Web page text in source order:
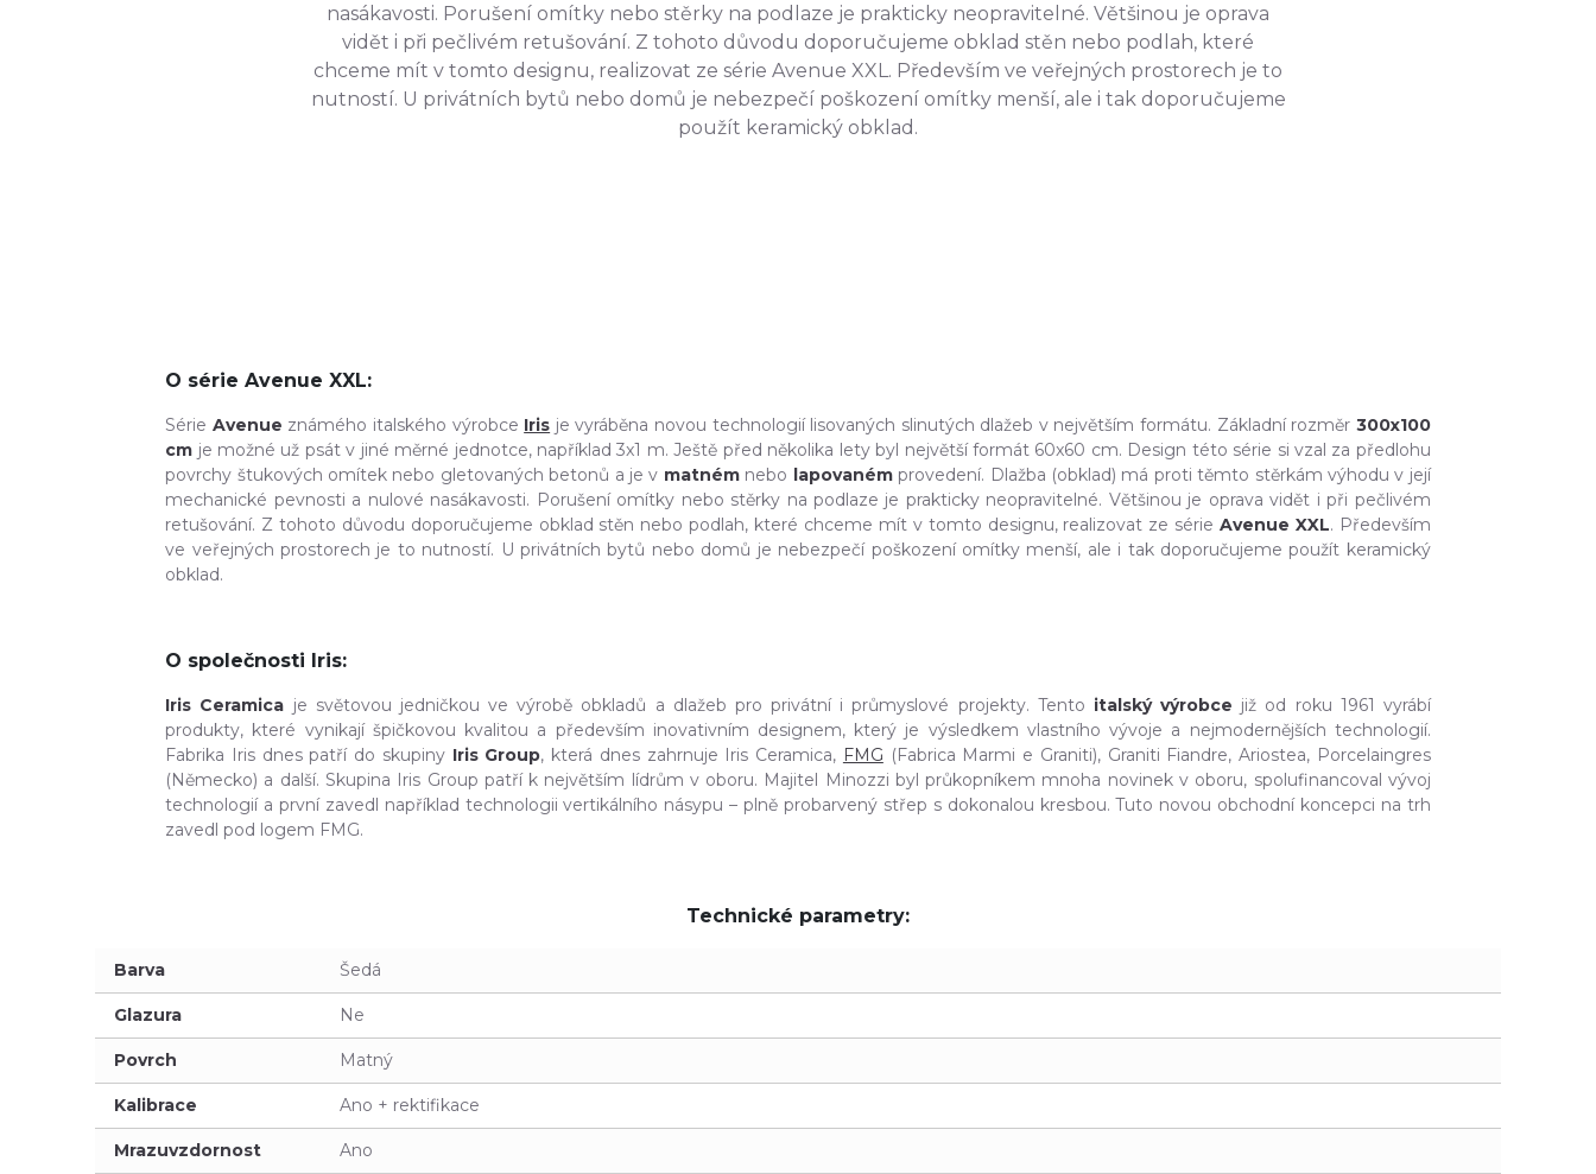
nasákavosti. Porušení omítky nebo stěrky na podlaze je prakticky neopravitelné. Většinou je oprava
vidět i při pečlivém retušování. Z tohoto důvodu doporučujeme obklad stěn nebo podlah, které
chceme mít v tomto designu, realizovat ze série Avenue XXL. Především ve veřejných prostorech je to
nutností. U privátních bytů nebo domů je nebezpečí poškození omítky menší, ale i tak doporučujeme
použít keramický obklad.
O série Avenue XXL:
Série Avenue známého italského výrobce Iris je vyráběna novou technologií lisovaných slinutých dlažeb v největším formátu. Základní rozměr 300x100
cm je možné už psát v jiné měrné jednotce, například 3x1 m. Ještě před několika lety byl největší formát 60x60 cm. Design této série si vzal za předlohu
povrchy štukových omítek nebo gletovaných betonů a je v matnémnebo lapovanémprovedení. Dlažba (obklad) má proti těmto stěrkám výhodu v její
mechanické pevnosti a nulové nasákavosti. Porušení omítky nebo stěrky na podlaze je prakticky neopravitelné. Většinou je oprava vidět i při pečlivém
retušování. Z tohoto důvodu doporučujeme obklad stěn nebo podlah, které chceme mít v tomto designu, realizovat ze sérieAvenue XXL. Především
ve veřejných prostorech je to nutností. U privátních bytů nebo domů je nebezpečí poškození omítky menší, ale i tak doporučujeme použít keramický
obklad.
O společnosti Iris:
Iris Ceramica je světovou jedničkou ve výrobě obkladů a dlažeb pro privátní i průmyslové projekty. Tento italský výrobce již od roku 1961 vyrábí
produkty, které vynikají špičkovou kvalitou a především inovativním designem, který je výsledkem vlastního vývoje a nejmodernějších technologií.
Fabrika Iris dnes patří do skupiny Iris Group, která dnes zahrnuje Iris Ceramica, FMG (Fabrica Marmi e Graniti), Grani­ti Fiandre, Ariostea, Porcelaingres
(Německo) a další. Skupina Iris Group patří k největším lídrům v oboru. Majitel Minozzi byl průkopníkem mnoha novinek v oboru, spolufinancoval vývoj
technologií a první zavedl například technologii vertikálního násypu – plně probarvený střep s dokonalou kresbou. Tuto novou obchodní koncepci na trh
zavedl pod logem FMG.
Technické parametry:
Barva Šedá
Glazura Ne
Povrch Matný
Kalibrace Ano + rektifikace
Mrazuvzdornost Ano